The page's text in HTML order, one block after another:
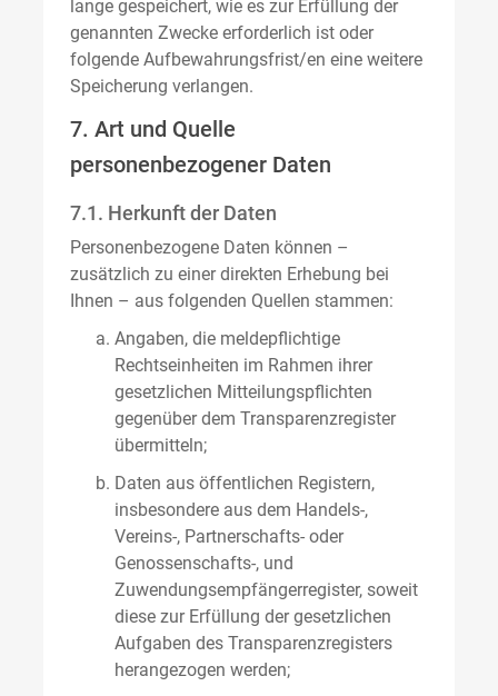
lange gespeichert, wie es zur Erfüllung der
genannten Zwecke erforderlich ist oder
folgende Aufbewahrungsfrist/en eine weitere
Speicherung verlangen.
7. Art und Quelle
personenbezogener Daten
7.1. Herkunft der Daten
Personenbezogene Daten können –
zusätzlich zu einer direkten Erhebung bei
Ihnen – aus folgenden Quellen stammen:
Angaben, die meldepflichtige
Rechtseinheiten im Rahmen ihrer
gesetzlichen Mitteilungspflichten
gegenüber dem Transparenzregister
übermitteln;
Daten aus öffentlichen Registern,
insbesondere aus dem Handels-,
Vereins-, Partnerschafts- oder
Genossenschafts-, und
Zuwendungsempfängerregister, soweit
diese zur Erfüllung der gesetzlichen
Aufgaben des Transparenzregisters
herangezogen werden;